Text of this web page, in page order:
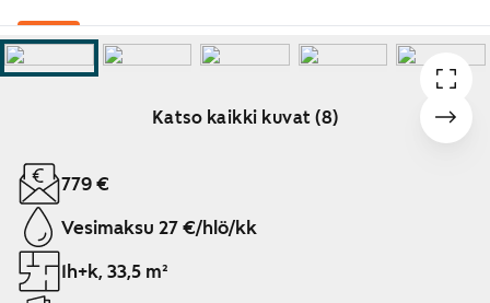
Katso kaikki kuvat (8)
Näytetään dia 1 / 8
779 €
Vesimaksu 27 €/hlö/kk
1h+k, 33,5 m²